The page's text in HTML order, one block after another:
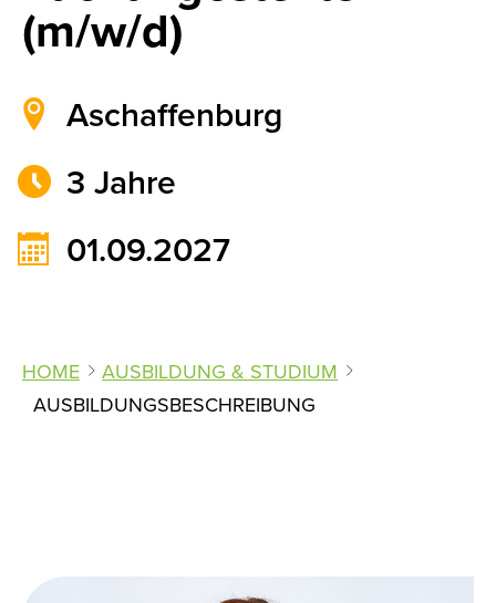
(m/w/d)
Aschaffenburg
3 Jahre
01.09.2027
HOME
AUSBILDUNG & STUDIUM
AUSBILDUNGSBESCHREIBUNG